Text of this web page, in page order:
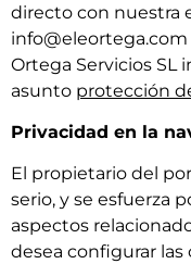
directo con nuestra
Ortega Servicios SL
asunto protección
Privacidad en la
El propietario del
serio, y se esfuerza
aspectos
desea configurar